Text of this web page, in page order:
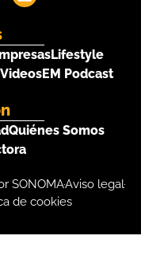
Lifestyle
EM Podcast
Quiénes Somos
SONOMAAviso legal
de cookies